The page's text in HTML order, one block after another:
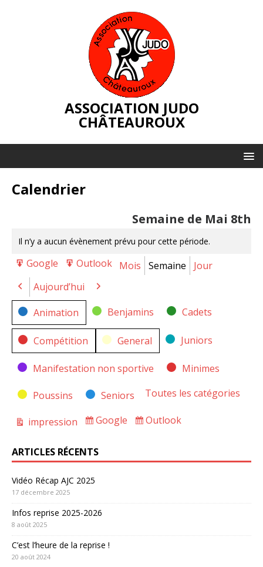
ASSOCIATION JUDO
CHÂTEAUROUX
Calendrier
Semaine de Mai 8th
Il n’y a aucun évènement prévu pour cette période.
Export
for
Google
Export
Outlook Mois Semaine
Jour
Précédent
Aujourd’hui Suivant
Catégories
Animation Benjamins Cadets
Compétition General Juniors
Manifestation non sportive Minimes
Poussins Seniors Toutes les catégories
Vue
impression
Subscribe
Google
Subscribe
Outlook
ARTICLES RÉCENTS
Vidéo Récap AJC 2025
17 décembre 2025
Infos reprise 2025-2026
8 août 2025
C’est l’heure de la reprise !
20 août 2024